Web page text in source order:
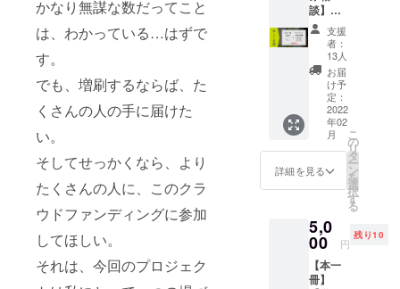
かなり無謀な数だってこと
は、わかっている…はずで
す。
でも、増刷するならば、た
くさんの人の手に届けた
い。
そしてせっかくなら、より
たくさんの人に、このクラ
ウドファンディングに参加
してほしい。
それは、今回のプロジェク
料込み
です。
談】
【本1
冊】 人
生相
談・日
頃のモ
ヤモヤ
の吐き
出し・
恋愛相
談・今
日の夜
ご飯を
何にす
相談…
なんで
も聞き
ます。
が、解
支援
者：
13人
お届
け予
定：
2022
年02
月
詳細を見る
こ
の
リ
タ
ー
ン
を
選
択
す
る
5,0
00 円
残り10
【本一
冊】